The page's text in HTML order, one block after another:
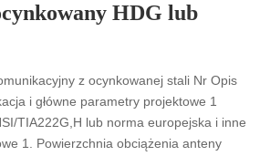
HDG lub
z ocynkowanej stali Nr Opis
i główne parametry projektowe 1
TIA222G,H lub norma europejska i inne
1. Powierzchnia obciążenia anteny